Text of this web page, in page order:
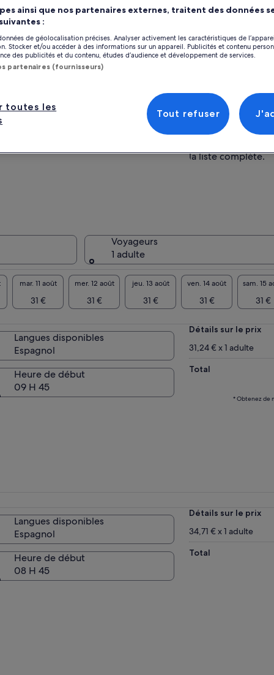
la ville de Lima connue comme la “Cité
Rois” ! Nous visiterons les points forts du
historique de Lima tels que la Plaza de
Francisco avec ses incroyables catacombes
lieux historiques qui rendent cette
unique pleine de culture, d'histoire
Plaza San Martin
Point de
New Jorge
Callao, Callao, Peru
Plusieurs points
disponibles.
concernant
la liste complète.
Voyageurs
1 adulte
mar. 11 août
31 €
mer. 12 août
31 €
jeu. 13 août
31 €
ven. 14 août
31 €
sam. 15
31 €
Langues disponibles
Espagnol
Heure de début
09 H 45
Détails sur le prix
31,24 € x 1 adulte
Total
* Obtenez de
Langues disponibles
Espagnol
Heure de début
08 H 45
Détails sur le prix
34,71 € x 1 adulte
Total
ainsi que nos partenaires externes, traitent des données
:
de géolocalisation précises. Analyser activement les caractéristiques de
Stocker et/ou accéder à des informations sur un appareil. Publicités et contenu
des publicités et du contenu, études d’audience et développement de services.
partenaires (fournisseurs)
toutes les
Tout refuser